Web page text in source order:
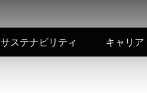
サステナビリティ キャリア